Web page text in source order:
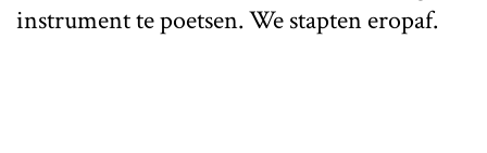
instrument te poetsen. We stapten eropaf.